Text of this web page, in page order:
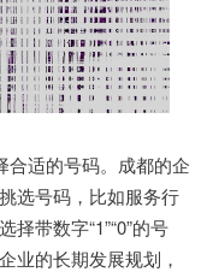
适的号码。成都的企
选号码，比如服务行
带数字“1”“0”的号
业的长期发展规划，